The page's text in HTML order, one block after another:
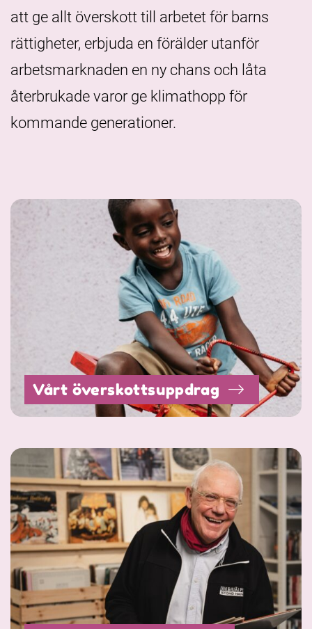
att ge allt överskott till arbetet för barns
rättigheter, erbjuda en förälder utanför
arbetsmarknaden en ny chans och låta
återbrukade varor ge klimathopp för
kommande generationer.
Vårt överskottsuppdrag